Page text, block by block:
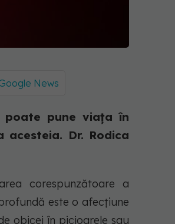
News
poate pune viața în
acesteia. Dr. Rodica
corespunzătoare a
este o afecțiune
obicei în picioarele sau